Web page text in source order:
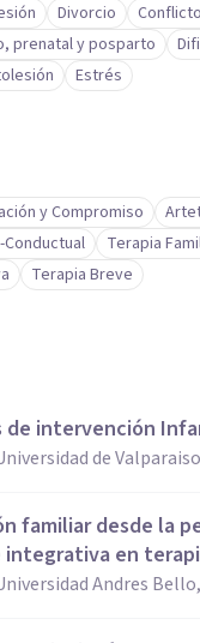
Divorcio
prenatal y posparto
Estrés
y Compromiso
Terapia
Terapia Breve
de intervención
de
familiar desde la
integrativa en
Andres